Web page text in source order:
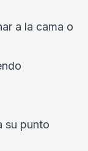
a la cama o
su punto